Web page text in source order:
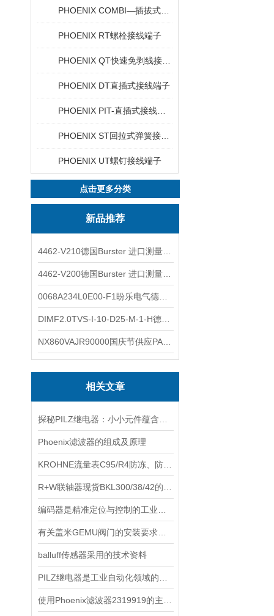
PHOENIX RT螺栓接线端子
PHOENIX DT直插式接线端子
PHOENIX UT螺钉接线端子
点击更多分类
新品推荐
相关文章
Phoenix滤波器的组成及原理
balluff传感器采用的技术资料